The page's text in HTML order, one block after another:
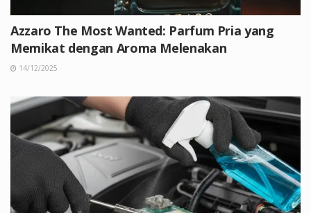
Azzaro The Most Wanted: Parfum Pria yang
Memikat dengan Aroma Melenakan
14/12/2025